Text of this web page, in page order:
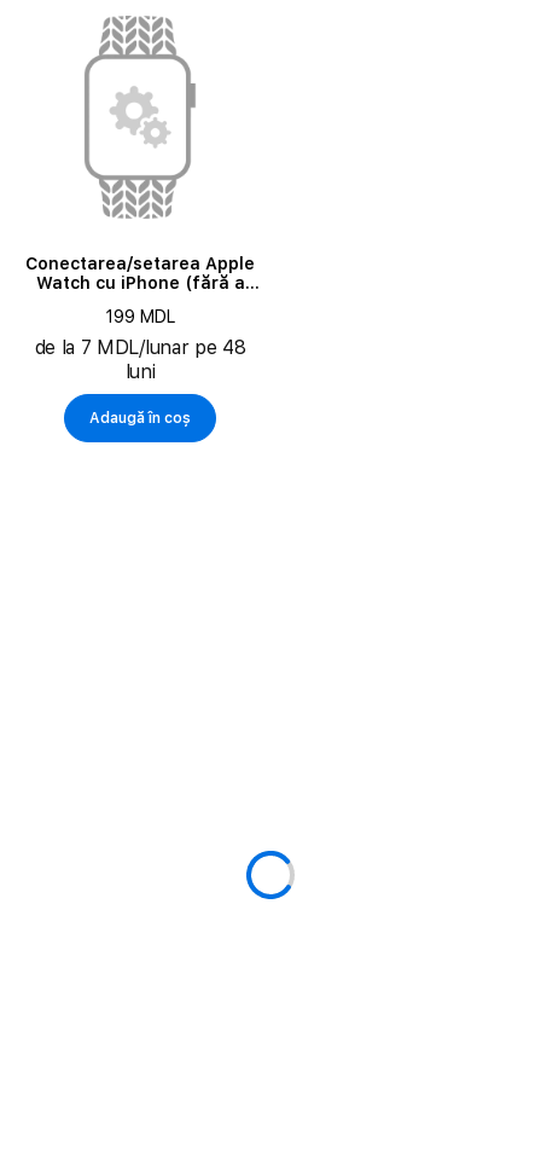
Conectarea/setarea Apple
Watch cu iPhone (fără a
operare ale dispozitivelor)
199 MDL
de la 7 MDL/lunar pe 48
luni
Adaugă în coș